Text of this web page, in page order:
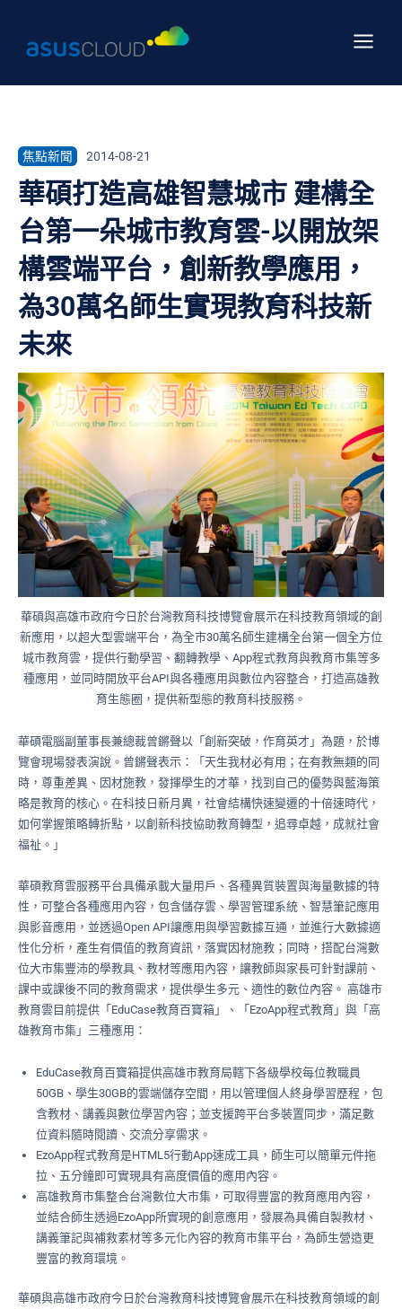
內
Menu
焦點新聞 2014-08-21
華碩打造高雄智慧城市 建構全
台第一朵城市教育雲-以開放架
構雲端平台，創新教學應用，
為30萬名師生實現教育科技新
未來
華碩與高雄市政府今日於台灣教育科技博覽會展示在科技教育領域的創
新應用，以超大型雲端平台，為全市30萬名師生建構全台第一個全方位
城市教育雲，提供行動學習、翻轉教學、App程式教育與教育市集等多
種應用，並同時開放平台API與各種應用與數位內容整合，打造高雄教
育生態圈，提供新型態的教育科技服務。
華碩電腦副董事長兼總裁曾鏘聲以「創新突破，作育英才」為題，於博
覽會現場發表演說。曾鏘聲表示：「天生我材必有用；在有教無類的同
時，尊重差異、因材施教，發揮學生的才華，找到自己的優勢與藍海策
略是教育的核心。在科技日新月異，社會結構快速變遷的十倍速時代，
如何掌握策略轉折點，以創新科技協助教育轉型，追尋卓越，成就社會
福祉。」
華碩教育雲服務平台具備承載大量用戶、各種異質裝置與海量數據的特
性，可整合各種應用內容，包含儲存雲、學習管理系統、智慧筆記應用
與影音應用，並透過Open API讓應用與學習數據互通，並進行大數據適
性化分析，產生有價值的教育資訊，落實因材施教；同時，搭配台灣數
位大市集豐沛的學教具、教材等應用內容，讓教師與家長可針對課前、
課中或課後不同的教育需求，提供學生多元、適性的數位內容。 高雄市
教育雲目前提供「EduCase教育百寶箱」、「EzoApp程式教育」與「高
雄教育市集」三種應用：
EduCase教育百寶箱提供高雄市教育局轄下各級學校每位教職員
50GB、學生30GB的雲端儲存空間，用以管理個人終身學習歷程，包
含教材、講義與數位學習內容；並支援跨平台多裝置同步，滿足數
位資料隨時閱讀、交流分享需求。
EzoApp程式教育是HTML5行動App速成工具，師生可以簡單元件拖
拉、五分鐘即可實現具有高度價值的應用內容。
高雄教育市集整合台灣數位大市集，可取得豐富的教育應用內容，
並結合師生透過EzoApp所實現的創意應用，發展為具備自製教材、
講義筆記與補救素材等多元化內容的教育市集平台，為師生營造更
豐富的教育環境。
華碩與高雄市政府今日於台灣教育科技博覽會展示在科技教育領域的創